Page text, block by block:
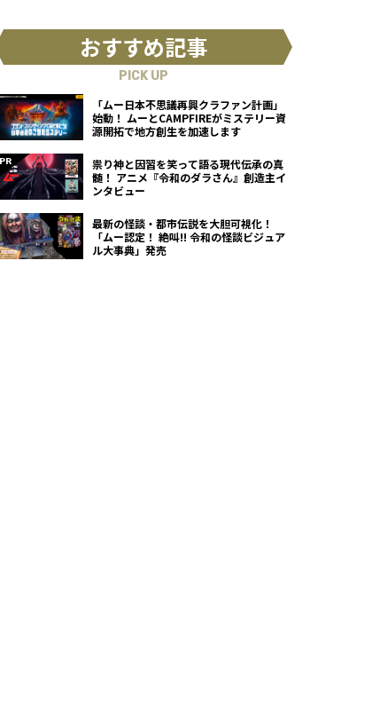
おすすめ記事
PICK UP
「ムー日本不思議再興クラファン計画」
始動！ ムーとCAMPFIREがミステリー資
源開拓で地方創生を加速します
祟り神と因習を笑って語る現代伝承の真
髄！ アニメ『令和のダラさん』創造主イ
ンタビュー
最新の怪談・都市伝説を大胆可視化！
「ムー認定！ 絶叫!! 令和の怪談ビジュア
ル大事典」発売